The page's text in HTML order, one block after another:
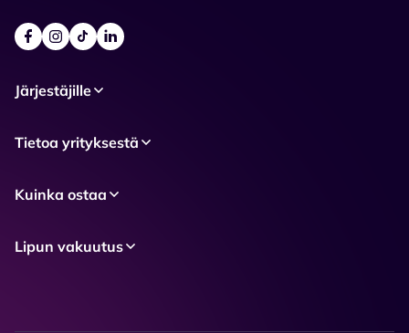
Järjestäjille
Tietoa yrityksestä
Kuinka ostaa
Lipun vakuutus